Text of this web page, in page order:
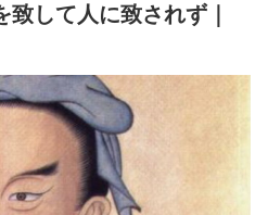
して人に致されず｜